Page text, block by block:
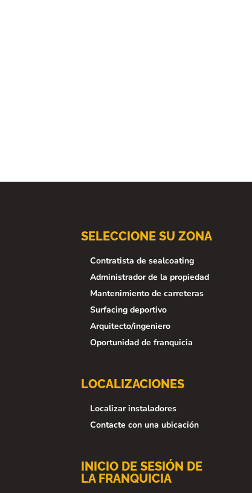
SELECCIONE SU ZONA
Contratista de sealcoating
Administrador de la propiedad
Mantenimiento de carreteras
Surfacing deportivo
Arquitecto/ingeniero
Oportunidad de franquicia
LOCALIZACIONES
Localizar instaladores
Contacte con una ubicación
INICIO DE SESIÓN DE
LA FRANQUICIA